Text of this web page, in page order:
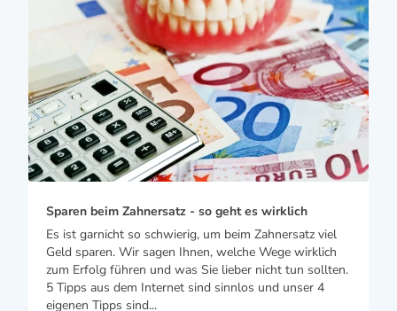
Sparen beim Zahnersatz - so geht es wirklich
Es ist garnicht so schwierig, um beim Zahnersatz viel
Geld sparen. Wir sagen Ihnen, welche Wege wirklich
zum Erfolg führen und was Sie lieber nicht tun sollten.
5 Tipps aus dem Internet sind sinnlos und unser 4
eigenen Tipps sind...